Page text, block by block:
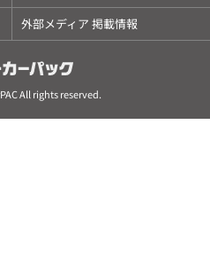
外部メディア 掲載情報
All rights reserved.